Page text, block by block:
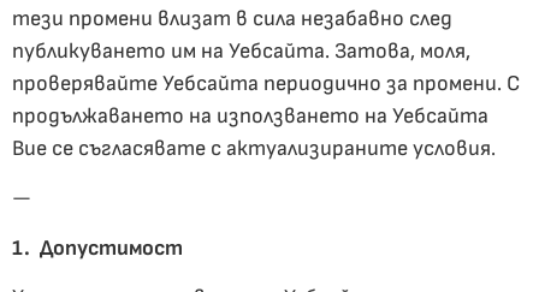
тези промени влизат в сила незабавно след
публикуването им на Уебсайта. Затова, моля,
проверявайте Уебсайта периодично за промени. С
продължаването на използването на Уебсайта
Вие се съгласявате с актуализираните условия.
—
1. Допустимост